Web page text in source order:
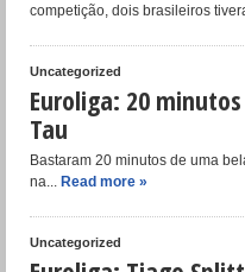
competição, dois brasileiros
Uncategorized
Euroliga: 20
Tau
Bastaram 20 minutos de uma
na... Read more »
Uncategorized